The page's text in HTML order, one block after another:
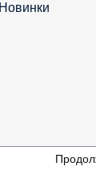
Новинки